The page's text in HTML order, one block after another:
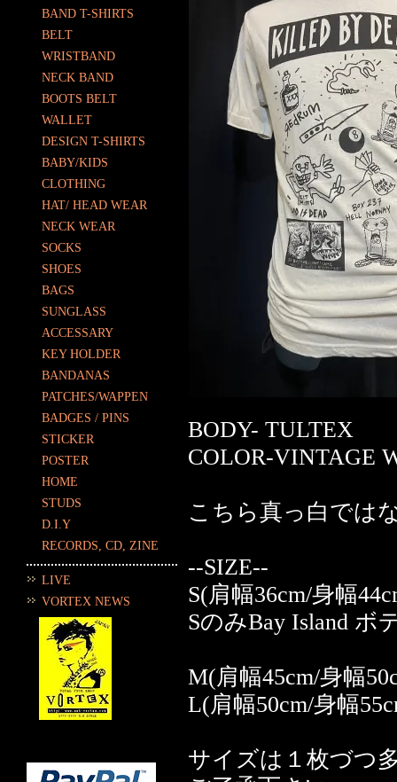
BAND T-SHIRTS
BELT
WRISTBAND
NECK BAND
BOOTS BELT
WALLET
DESIGN T-SHIRTS
BABY/KIDS
CLOTHING
HAT/ HEAD WEAR
NECK WEAR
SOCKS
SHOES
BAGS
SUNGLASS
ACCESSARY
KEY HOLDER
BANDANAS
PATCHES/WAPPEN
BADGES / PINS
STICKER
POSTER
HOME
STUDS
D.I.Y
RECORDS, CD, ZINE
LIVE
VORTEX NEWS
BODY- TULTEX
COLOR-VINTAGE
こちら真っ白では
--SIZE--
S(肩幅36cm/身幅
SのみBay Island ボ
M(肩幅45cm/身幅
L(肩幅50cm/身幅
サイズは１枚づつ